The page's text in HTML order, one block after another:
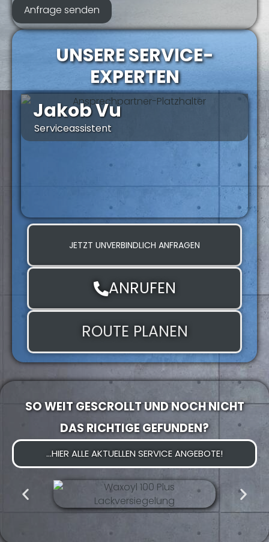
UNSERE SERVICE-
EXPERTEN
Jakob Vu
Serviceassistent
JETZT UNVERBINDLICH ANFRAGEN
ANRUFEN
ROUTE PLANEN
SO WEIT GESCROLLT UND NOCH NICHT
DAS RICHTIGE GEFUNDEN?
...HIER ALLE AKTUELLEN SERVICE ANGEBOTE!